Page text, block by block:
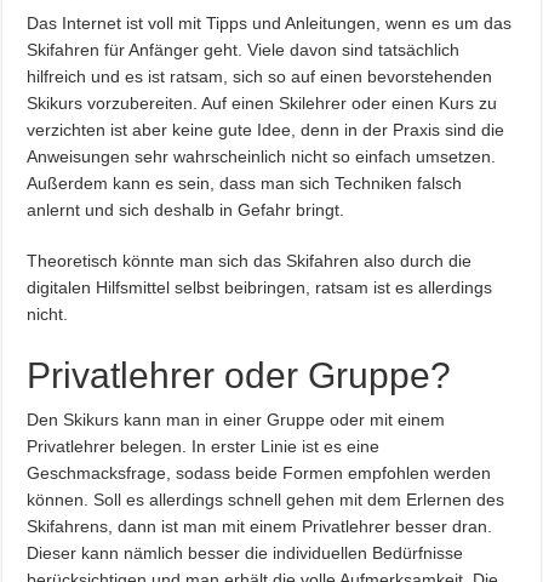
Das Internet ist voll mit Tipps und Anleitungen, wenn es um das
Skifahren für Anfänger geht. Viele davon sind tatsächlich
hilfreich und es ist ratsam, sich so auf einen bevorstehenden
Skikurs vorzubereiten. Auf einen Skilehrer oder einen Kurs zu
verzichten ist aber keine gute Idee, denn in der Praxis sind die
Anweisungen sehr wahrscheinlich nicht so einfach umsetzen.
Außerdem kann es sein, dass man sich Techniken falsch
anlernt und sich deshalb in Gefahr bringt.
Theoretisch könnte man sich das Skifahren also durch die
digitalen Hilfsmittel selbst beibringen, ratsam ist es allerdings
nicht.
Privatlehrer oder Gruppe?
Den Skikurs kann man in einer Gruppe oder mit einem
Privatlehrer belegen. In erster Linie ist es eine
Geschmacksfrage, sodass beide Formen empfohlen werden
können. Soll es allerdings schnell gehen mit dem Erlernen des
Skifahrens, dann ist man mit einem Privatlehrer besser dran.
Dieser kann nämlich besser die individuellen Bedürfnisse